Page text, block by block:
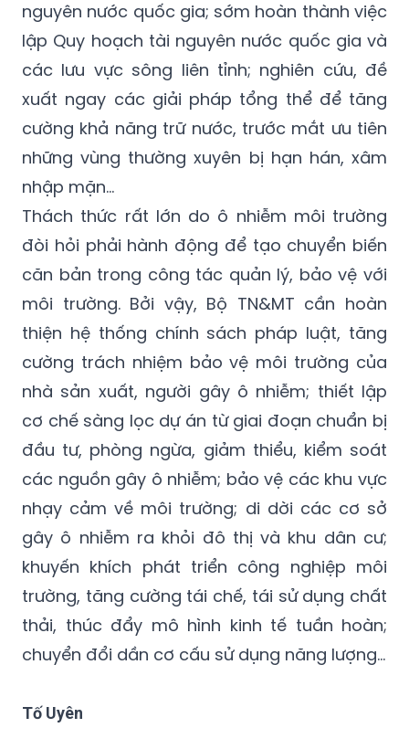
Bộ cần kiểm kê, đánh giá hiện trạng tài
nguyên nước; tiếp tục đổi mới quản trị tài
nguyên nước quốc gia; sớm hoàn thành việc
lập Quy hoạch tài nguyên nước quốc gia và
các lưu vực sông liên tỉnh; nghiên cứu, đề
xuất ngay các giải pháp tổng thể để tăng
cường khả năng trữ nước, trước mắt ưu tiên
những vùng thường xuyên bị hạn hán, xâm
nhập mặn…
Thách thức rất lớn do ô nhiễm môi trường
đòi hỏi phải hành động để tạo chuyển biến
căn bản trong công tác quản lý, bảo vệ với
môi trường. Bởi vậy, Bộ TN&MT cần hoàn
thiện hệ thống chính sách pháp luật, tăng
cường trách nhiệm bảo vệ môi trường của
nhà sản xuất, người gây ô nhiễm; thiết lập
cơ chế sàng lọc dự án từ giai đoạn chuẩn bị
đầu tư, phòng ngừa, giảm thiểu, kiểm soát
các nguồn gây ô nhiễm; bảo vệ các khu vực
nhạy cảm về môi trường; di dời các cơ sở
gây ô nhiễm ra khỏi đô thị và khu dân cư;
khuyến khích phát triển công nghiệp môi
trường, tăng cường tái chế, tái sử dụng chất
chuyển đổi dần cơ cấu sử dụng năng lượng…